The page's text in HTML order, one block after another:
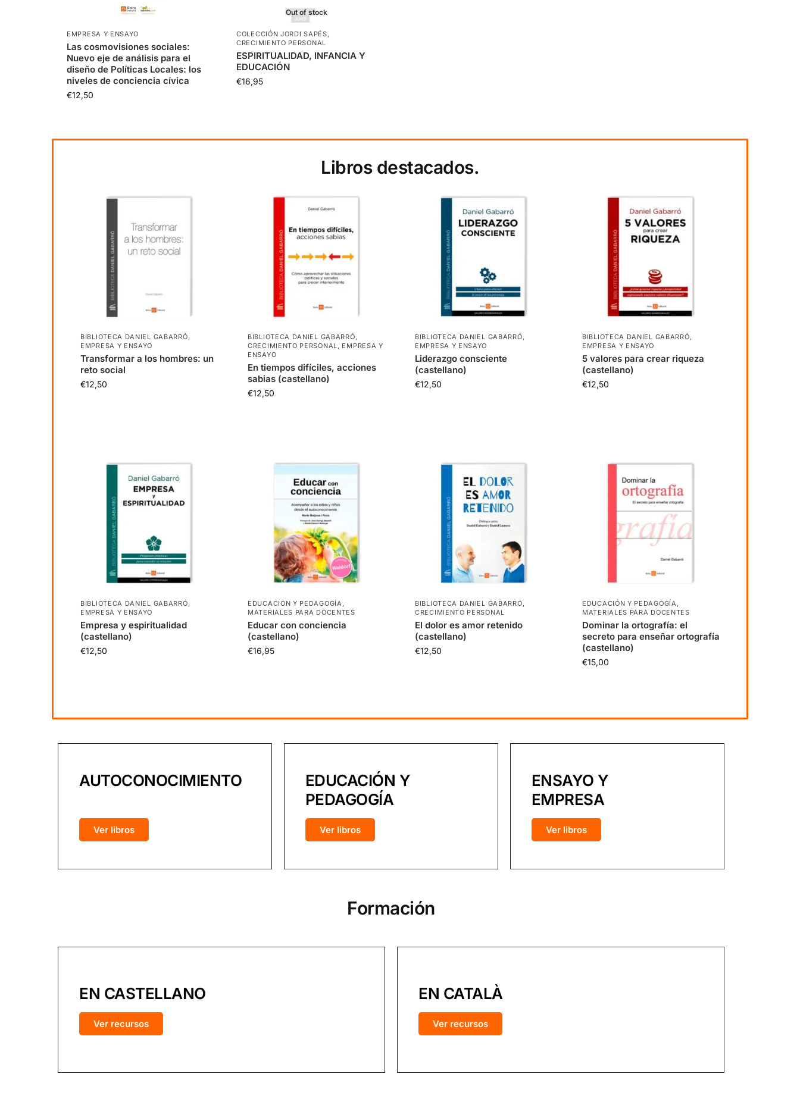
EMPRESA Y ENSAYO
Las cosmovisiones sociales:
Nuevo eje de análisis para el
diseño de Políticas Locales: los
niveles de conciencia cívica
€12,50
Out of stock
COLECCIÓN JORDI SAPÉS
CRECIMIENTO PERSONAL
ESPIRITUALIDAD, INFANCIA Y
EDUCACIÓN
€16,95
Libros destacados.
BIBLIOTECA DANIEL GABARRÓ
EMPRESA Y ENSAYO
Transformar a los hombres: un
reto social
€12,50
BIBLIOTECA DANIEL GABARRÓ
CRECIMIENTO PERSONAL
EMPRESA Y
ENSAYO
En tiempos difíciles, acciones
sabias (castellano)
€12,50
BIBLIOTECA DANIEL GABARRÓ
EMPRESA Y ENSAYO
Liderazgo consciente
(castellano)
€12,50
BIBLIOTECA DANIEL GABARRÓ
EMPRESA Y ENSAYO
5 valores para crear riqueza
(castellano)
€12,50
BIBLIOTECA DANIEL GABARRÓ
EMPRESA Y ENSAYO
Empresa y espiritualidad
(castellano)
€12,50
EDUCACIÓN Y PEDAGOGÍA
MATERIALES PARA DOCENTES
Educar con conciencia
(castellano)
€16,95
BIBLIOTECA DANIEL GABARRÓ
CRECIMIENTO PERSONAL
El dolor es amor retenido
(castellano)
€12,50
EDUCACIÓN Y PEDAGOGÍA
MATERIALES PARA DOCENTES
Dominar la ortografía: el
secreto para enseñar ortografía
(castellano)
€15,00
AUTOCONOCIMIENTO
Ver libros
EDUCACIÓN Y
PEDAGOGÍA
Ver libros
ENSAYO Y
EMPRESA
Ver libros
Formación
EN CASTELLANO
Ver recursos
EN CATALÀ
Ver recursos